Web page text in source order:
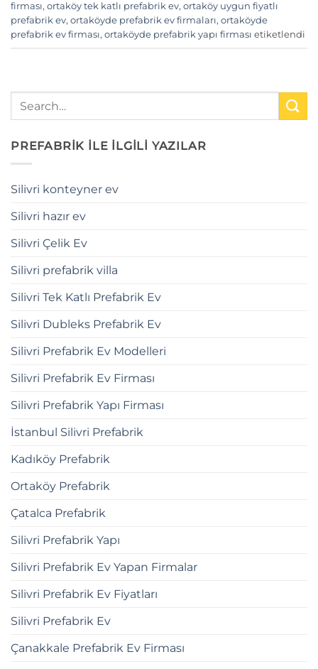
firması, ortaköy tek katlı prefabrik ev, ortaköy uygun fiyatlı
prefabrik ev, ortaköyde prefabrik ev firmaları, ortaköyde
prefabrik ev firması, ortaköyde prefabrik yapı firması etiketlendi
PREFABRİK İLE İLGİLİ YAZILAR
Silivri konteyner ev
Silivri hazır ev
Silivri Çelik Ev
Silivri prefabrik villa
Silivri Tek Katlı Prefabrik Ev
Silivri Dubleks Prefabrik Ev
Silivri Prefabrik Ev Modelleri
Silivri Prefabrik Ev Firması
Silivri Prefabrik Yapı Firması
İstanbul Silivri Prefabrik
Kadıköy Prefabrik
Ortaköy Prefabrik
Çatalca Prefabrik
Silivri Prefabrik Yapı
Silivri Prefabrik Ev Yapan Firmalar
Silivri Prefabrik Ev Fiyatları
Silivri Prefabrik Ev
Çanakkale Prefabrik Ev Firması